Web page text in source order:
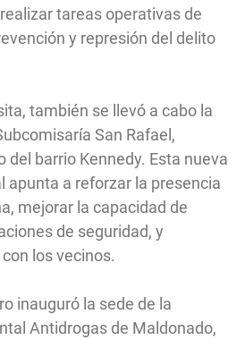
tareas operativas de
y represión del delito
también se llevó a cabo la
San Rafael,
del barrio Kennedy. Esta nueva
apunta a reforzar la presencia
mejorar la capacidad de
de seguridad, y
los vecinos.
inauguró la sede de la
Antidrogas de Maldonado,